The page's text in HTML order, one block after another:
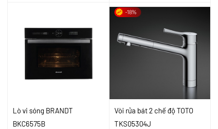
Lò vi sóng BRANDT
BKC6575B
-18%
Vòi rửa bát 2 chế độ TOTO
TKS05304J